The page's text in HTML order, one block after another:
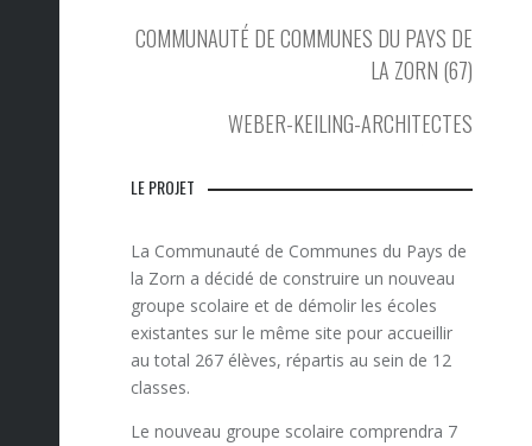
COMMUNAUTÉ DE COMMUNES DU PAYS DE
LA ZORN (67)
WEBER-KEILING-ARCHITECTES
LE PROJET
La Communauté de Communes du Pays de
la Zorn a décidé de construire un nouveau
groupe scolaire et de démolir les écoles
existantes sur le même site pour accueillir
au total 267 élèves, répartis au sein de 12
classes.
Le nouveau groupe scolaire comprendra 7